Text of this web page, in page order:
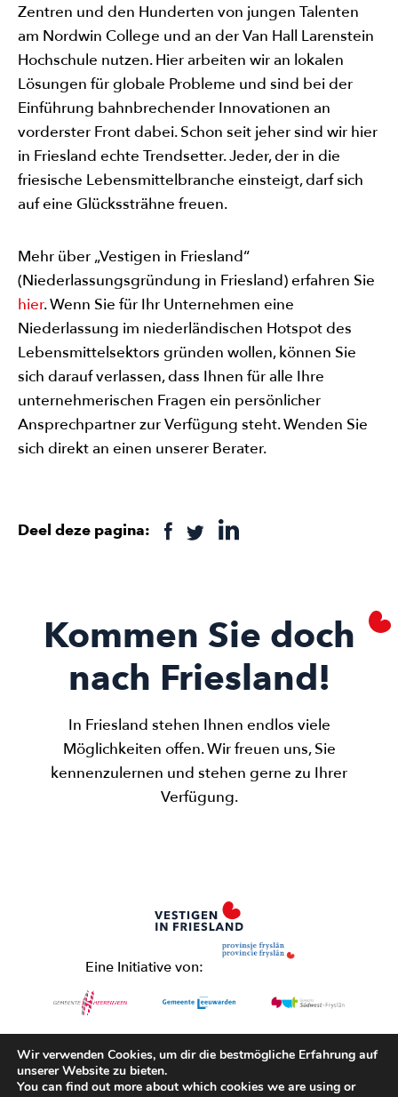
Zentren und den Hunderten von jungen Talenten
am Nordwin College und an der Van Hall Larenstein
Hochschule nutzen. Hier arbeiten wir an lokalen
Lösungen für globale Probleme und sind bei der
Einführung bahnbrechender Innovationen an
vorderster Front dabei. Schon seit jeher sind wir hier
in Friesland echte Trendsetter. Jeder, der in die
friesische Lebensmittelbranche einsteigt, darf sich
auf eine Glückssträhne freuen.
Mehr über „Vestigen in Friesland“
(Niederlassungsgründung in Friesland) erfahren Sie
hier. Wenn Sie für Ihr Unternehmen eine
Niederlassung im niederländischen Hotspot des
Lebensmittelsektors gründen wollen, können Sie
sich darauf verlassen, dass Ihnen für alle Ihre
unternehmerischen Fragen ein persönlicher
Ansprechpartner zur Verfügung steht. Wenden Sie
sich direkt an einen unserer Berater.
Deel deze pagina:
Kommen Sie doch
nach Friesland!
In Friesland stehen Ihnen endlos viele
Möglichkeiten offen. Wir freuen uns, Sie
kennenzulernen und stehen gerne zu Ihrer
Verfügung.
Eine Initiative von:
Wir verwenden Cookies, um dir die bestmögliche Erfahrung auf
unserer Website zu bieten.
You can find out more about which cookies we are using or